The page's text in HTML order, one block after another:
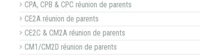
CPA, CPB & CPC réunion de parents
CE2A réunion de parents
CE2C & CM2A réunion de parents
CM1/CM2D réunion de parents